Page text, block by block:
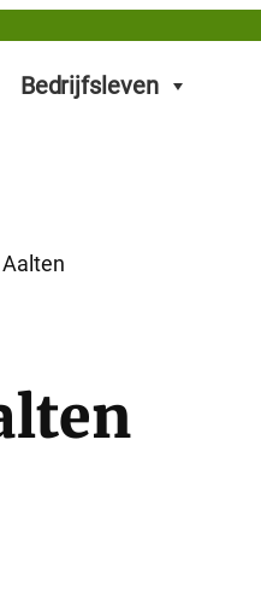
Bedrijfsleven